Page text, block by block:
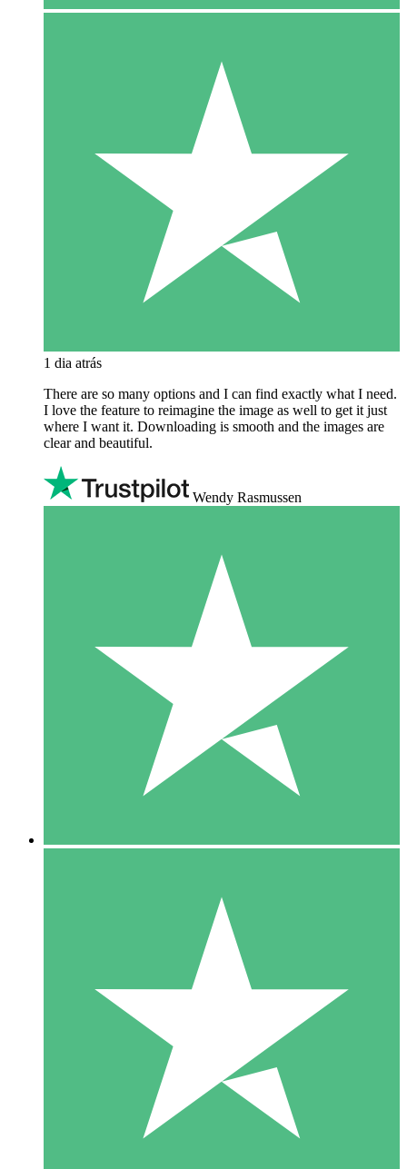
1 dia atrás
There are so many options and I can find exactly what I need.
I love the feature to reimagine the image as well to get it just
where I want it. Downloading is smooth and the images are
clear and beautiful.
Wendy Rasmussen